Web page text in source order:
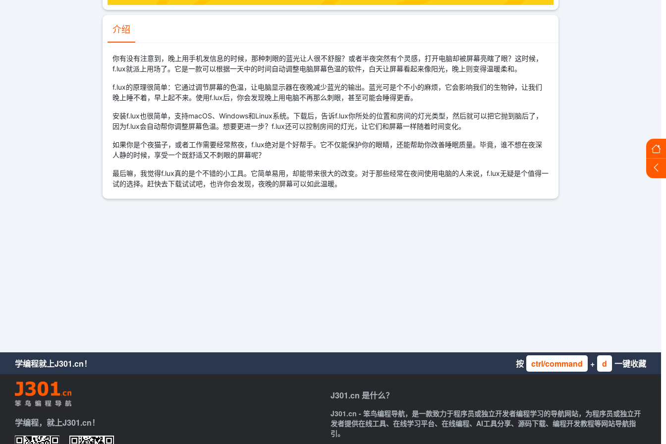
介绍
你有没有注意到，晚上用手机发信息的时候，那种刺眼的蓝光让人很不舒服？或者半夜突然有个灵感，打开电脑却被屏幕亮瞎了眼？这时候，
f.lux就派上用场了。它是一款可以根据一天中的时间自动调整电脑屏幕色温的软件，白天让屏幕看起来像阳光，晚上则变得温暖柔和。
f.lux的原理很简单：它通过调节屏幕的色温，让电脑显示器在夜晚减少蓝光的输出。蓝光可是个不小的麻烦，它会影响我们的生物钟，让我们
晚上睡不着，早上起不来。使用f.lux后，你会发现晚上用电脑不再那么刺眼，甚至可能会睡得更香。
安装f.lux也很简单，支持macOS、Windows和Linux系统。下载后，告诉f.lux你所处的位置和房间的灯光类型，然后就可以把它抛到脑后了，
因为f.lux会自动帮你调整屏幕色温。想要更进一步？f.lux还可以控制房间的灯光，让它们和屏幕一样随着时间变化。
如果你是个夜猫子，或者工作需要经常熬夜，f.lux绝对是个好帮手。它不仅能保护你的眼睛，还能帮助你改善睡眠质量。毕竟，谁不想在夜深
人静的时候，享受一个既舒适又不刺眼的屏幕呢？
最后嘛，我觉得f.lux真的是个不错的小工具。它简单易用，却能带来很大的改变。对于那些经常在夜间使用电脑的人来说，f.lux无疑是个值得一
试的选择。赶快去下载试试吧，也许你会发现，夜晚的屏幕可以如此温暖。
学编程就上J301.cn！ 按 ctrl/command + d 一键收藏
学编程，就上J301.cn！
J301.cn 是什么？
J301.cn - 笨鸟编程导航，是一款致力于程序员或独立开发者编程学习的导航网站，为程序员或独立开
发者提供在线工具、在线学习平台、在线编程、AI工具分享、源码下载、编程开发教程等网站导航指
引。